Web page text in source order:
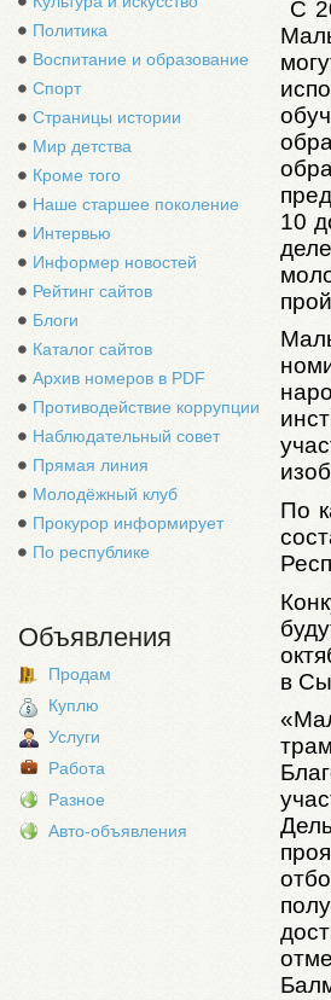
Политика
Воспитание и образование
Спорт
Страницы истории
Мир детства
Кроме того
Наше старшее поколение
Интервью
Информер новостей
Рейтинг сайтов
Блоги
Каталог сайтов
Архив номеров в PDF
Противодействие коррупции
Наблюдательный совет
Прямая линия
Молодёжный клуб
Прокурор информирует
По республике
Объявления
Продам
Куплю
Услуги
Работа
Разное
Авто-объявления
С
10
По
в